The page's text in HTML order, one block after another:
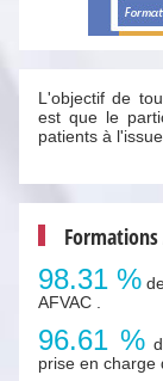
L'objectif de
est que le
patients à
Formations
98.31 %
AFVAC .
96.61 %
prise en charge